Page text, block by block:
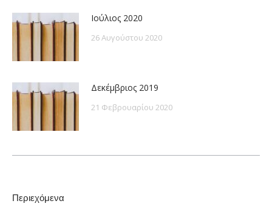
Ιούλιος 2020
26 Αυγούστου 2020
Δεκέμβριος 2019
21 Φεβρουαρίου 2020
Περιεχόμενα